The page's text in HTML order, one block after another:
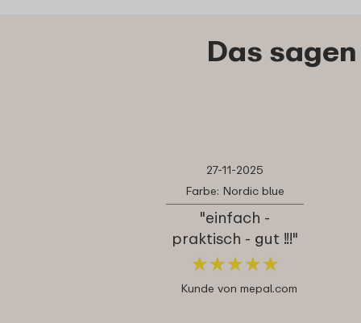
Das
27-11-2025
Farbe: Nordic blue
"einfach -
praktisch - gut !!!"
★★★★★
★★★★★
Kunde von mepal.com